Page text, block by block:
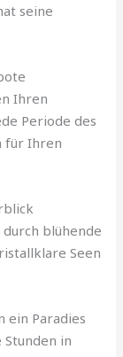
seine
Ihren
Periode des
für Ihren
blühende
Seen
ein Paradies
in